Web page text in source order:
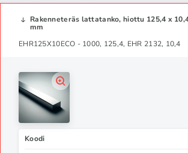
Rakenneteräs lattatanko, hiottu 125,4 x
mm
EHR125X10ECO - 1000, 125,4, EHR 2132, 10,4
Koodi